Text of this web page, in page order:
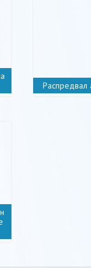
Распредвал